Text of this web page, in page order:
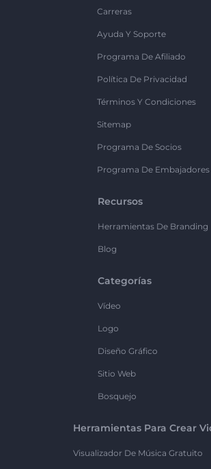
Carreras
Ayuda Y Soporte
Programa De Afiliado
Política De Privacidad
Términos Y Condiciones
Sitemap
Programa De Socios
Programa De Embajadores
Recursos
Herramientas De Branding
Blog
Categorías
Vídeo
Logo
Diseño Gráfico
Sitio Web
Bosquejo
Herramientas Para Crear
Visualizador De Música Gratuito